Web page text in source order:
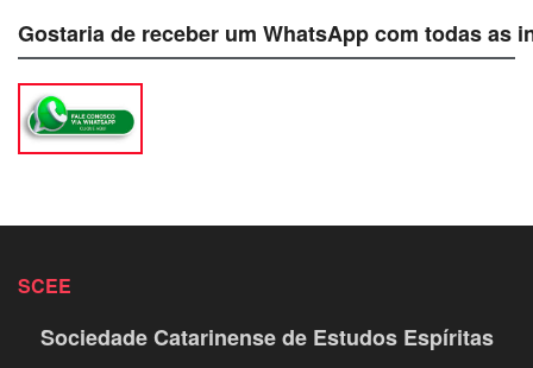
Gostaria de receber um WhatsApp com todas
SCEE
Sociedade Catarinense de Estudos Espíritas